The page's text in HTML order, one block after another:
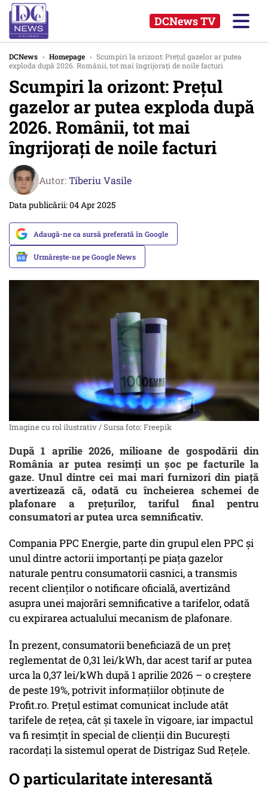
DCNews TV
DCNews › Homepage › Scumpiri la orizont: Prețul gazelor ar putea
exploda după 2026. Românii, tot mai îngrijorați de noile facturi
Scumpiri la orizont: Prețul
gazelor ar putea exploda după
2026. Românii, tot mai
îngrijorați de noile facturi
Autor:Tiberiu Vasile
Data publicării: 04 Apr 2025
Adaugă-ne ca sursă preferată în Google
Urmărește-ne pe Google News
Imagine cu rol ilustrativ / Sursa foto: Freepik
După 1 aprilie 2026, milioane de gospodării din
România ar putea resimți un șoc pe facturile la
gaze. Unul dintre cei mai mari furnizori din piață
avertizează că, odată cu încheierea schemei de
plafonare a prețurilor, tariful final pentru
consumatori ar putea urca semnificativ.
Compania PPC Energie, parte din grupul elen PPC și
unul dintre actorii importanți pe piața gazelor
naturale pentru consumatorii casnici, a transmis
recent clienților o notificare oficială, avertizând
asupra unei majorări semnificative a tarifelor, odată
cu expirarea actualului mecanism de plafonare.
În prezent, consumatorii beneficiază de un preț
reglementat de 0,31 lei/kWh, dar acest tarif ar putea
urca la 0,37 lei/kWh după 1 aprilie 2026 – o creștere
de peste 19%, potrivit informațiilor obținute de
Profit.ro. Prețul estimat comunicat include atât
tarifele de rețea, cât și taxele în vigoare, iar impactul
va fi resimțit în special de clienții din București
racordați la sistemul operat de Distrigaz Sud Rețele.
O particularitate interesantă